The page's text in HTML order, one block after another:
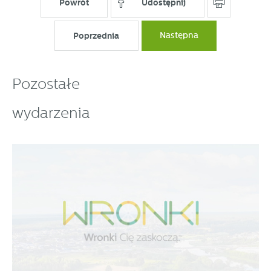
Powrót Udostępnij
Poprzednia Następna
Pozostałe
wydarzenia
pośredników prezentujących nasze treści w postaci
wiadomości, ofert, komunikatów mediów
społecznościowych.